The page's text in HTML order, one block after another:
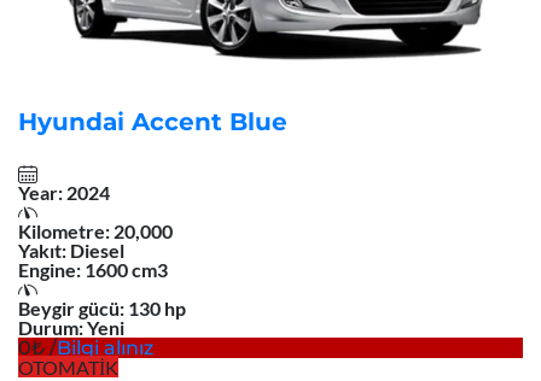
Hyundai Accent Blue
Year: 2024
Kilometre: 20,000
Yakıt: Diesel
Engine: 1600 cm3
Beygir gücü: 130 hp
Durum:Yeni
0
/Bilgi alınız
OTOMATİK